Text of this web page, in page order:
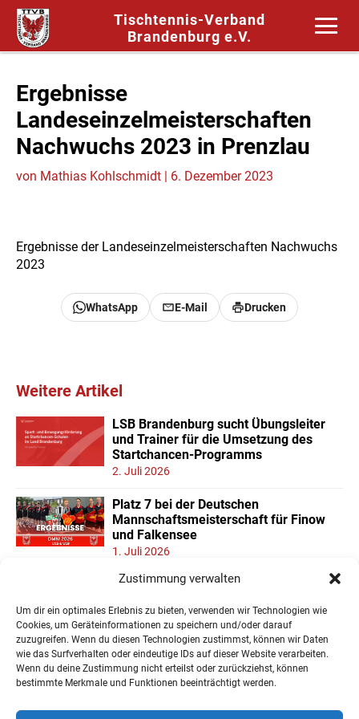
Zustimmung verwalten
Um dir ein optimales Erlebnis zu bieten, verwenden wir Technologien wie
Cookies, um Geräteinformationen zu speichern und/oder darauf
zuzugreifen. Wenn du diesen Technologien zustimmst, können wir Daten
wie das Surfverhalten oder eindeutige IDs auf dieser Website verarbeiten.
Wenn du deine Zustimmung nicht erteilst oder zurückziehst, können
bestimmte Merkmale und Funktionen beeinträchtigt werden.
Tischtennis-Verband
Brandenburg e.V.
Ergebnisse
Landeseinzelmeisterschaften
Nachwuchs 2023 in Prenzlau
von Mathias Kohlschmidt | 6. Dezember 2023
Ergebnisse der Landeseinzelmeisterschaften Nachwuchs
2023
WhatsApp E-Mail Drucken
Weitere Artikel
LSB Brandenburg sucht Übungsleiter
und Trainer für die Umsetzung des
Startchancen-Programms
2. Juli 2026
Platz 7 bei der Deutschen
Mannschaftsmeisterschaft für Finow
und Falkensee
1. Juli 2026
Neuer Teilnehmerrekord und Finower
Landesmannschaftspokal U11/13
22. Juni 2026
« Ältere Einträge